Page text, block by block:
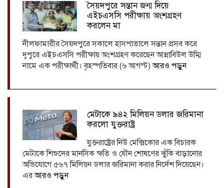
সৈয়দপুরে সন্তান জন্ম দিয়ে
এইচএসসি পরীক্ষায় অংশগ্রহণ
করলেন মা
নীলফামারীর সৈয়দপুরে সকালে হাসপাতালে সন্তান প্রসব করে
দুপুরে এইচএসসি পরীক্ষায় অংশগ্রহণ করেছেন আন্নাবিউল উম্মি
নামে এক পরীক্ষার্থী। বৃহস্পতিবার (৬ আগস্ট)আরও পড়ুন
মেটাকে ৯৪২ মিলিয়ন ডলার জরিমানা
করলো যুক্তরাষ্ট্র
যুক্তরাষ্ট্রের নিউ মেক্সিকোর এক বিচারক
মেটাকে শিশুদের মানসিক ক্ষতি ও যৌন শোষণের ঝুঁকি বাড়ানোর
অভিযোগে ৫৬৭ মিলিয়ন ডলার জরিমানা করার নির্দেশ দিয়েছেন।
এরআরও পড়ুন